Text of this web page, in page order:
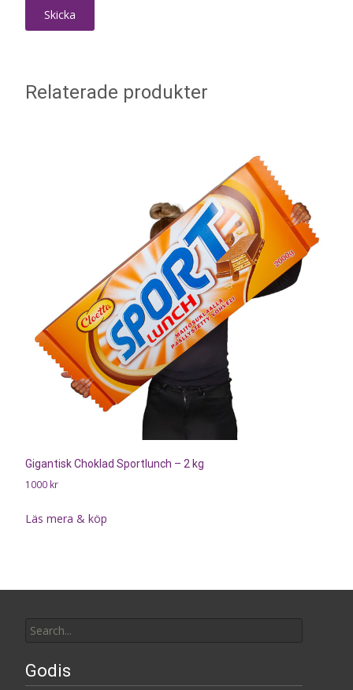
Relaterade produkter
Gigantisk Choklad Sportlunch – 2 kg
1000 kr
Läs mera & köp
for:
Godis